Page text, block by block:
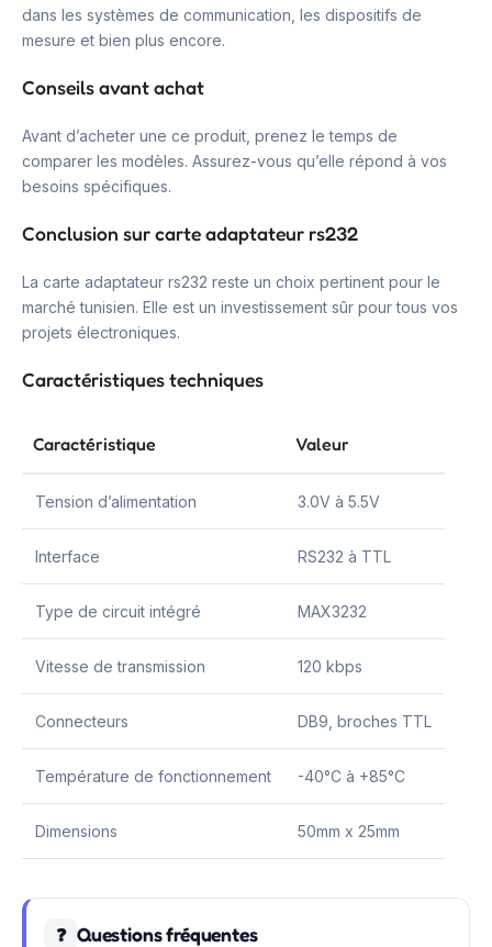
dans les systèmes de communication, les dispositifs de
mesure et bien plus encore.
Conseils avant achat
Avant d’acheter une ce produit, prenez le temps de
comparer les modèles. Assurez-vous qu’elle répond à vos
besoins spécifiques.
Conclusion sur carte adaptateur rs232
La carte adaptateur rs232 reste un choix pertinent pour le
marché tunisien. Elle est un investissement sûr pour tous vos
projets électroniques.
Caractéristiques techniques
Caractéristique Valeur
Tension d’alimentation 3.0V à 5.5V
Interface RS232 à TTL
Type de circuit intégré MAX3232
Vitesse de transmission 120 kbps
Connecteurs DB9, broches TTL
Température de fonctionnement -40°C à +85°C
Dimensions 50mm x 25mm
❓ Questions fréquentes